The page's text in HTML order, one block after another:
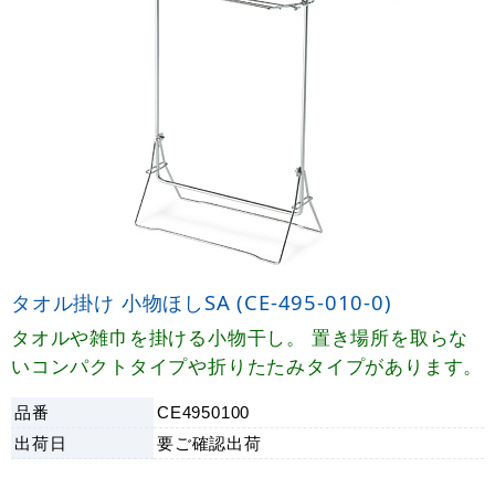
タオル掛け 小物ほしSA (CE-495-010-0)
タオルや雑巾を掛ける小物干し。 置き場所を取らな
いコンパクトタイプや折りたたみタイプがあります。
品番 CE4950100
出荷日 要ご確認出荷